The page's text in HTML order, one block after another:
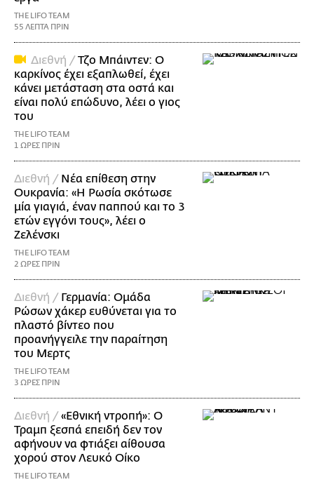
THE LIFO TEAM
55 ΛΕΠΤΑ ΠΡΙΝ
Διεθνή / Τζο Μπάιντεν: Ο
καρκίνος έχει εξαπλωθεί, έχει
κάνει μετάσταση στα οστά και
είναι πολύ επώδυνο, λέει ο γιος
του
THE LIFO TEAM
1 ΩΡΕΣ ΠΡΙΝ
Διεθνή / Νέα επίθεση στην
Ουκρανία: «Η Ρωσία σκότωσε
μία γιαγιά, έναν παππού και το 3
ετών εγγόνι τους», λέει ο
Ζελένσκι
THE LIFO TEAM
2 ΩΡΕΣ ΠΡΙΝ
Διεθνή / Γερμανία: Ομάδα
Ρώσων χάκερ ευθύνεται για το
πλαστό βίντεο που
προανήγγειλε την παραίτηση
του Μερτς
THE LIFO TEAM
3 ΩΡΕΣ ΠΡΙΝ
Διεθνή / «Εθνική ντροπή»: Ο
Τραμπ ξεσπά επειδή δεν τον
αφήνουν να φτιάξει αίθουσα
χορού στον Λευκό Οίκο
THE LIFO TEAM